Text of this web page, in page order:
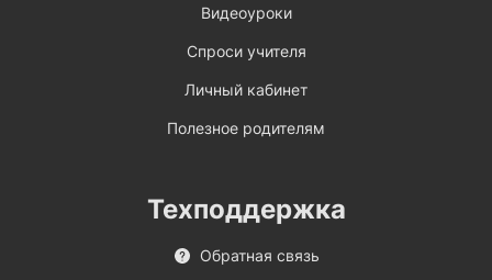
Видеоуроки
Спроси учителя
Личный кабинет
Полезное родителям
Техподдержка
Обратная связь